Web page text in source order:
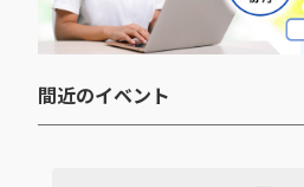
間近のイベント​